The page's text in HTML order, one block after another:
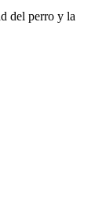
del perro y la